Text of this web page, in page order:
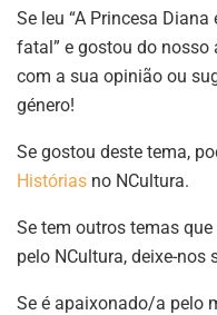
Se leu “A Princesa
fatal” e gostou do nosso
com a sua opinião ou
género!
Se gostou deste tema,
Histórias no NCultura.
Se tem outros temas
pelo NCultura, deixe-nos
Se é apaixonado/a pelo